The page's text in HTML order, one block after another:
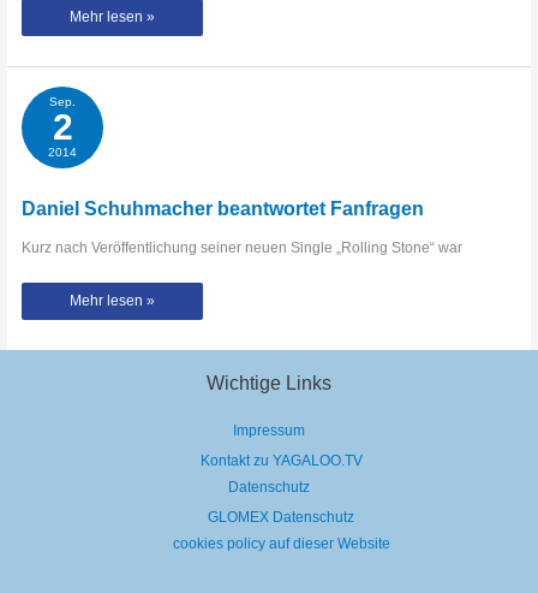
DALE
kommt
Tour
den
MELVINS
Mehr lesen »
Sep.
2
2014
Daniel Schuhmacher beantwortet Fanfragen
Kurz nach Veröffentlichung seiner neuen Single „Rolling Stone“ war
Daniel
Mehr lesen »
Wichtige Links
Impressum
Kontakt zu YAGALOO.TV
Datenschutz
GLOMEX Datenschutz
cookies policy auf dieser Website